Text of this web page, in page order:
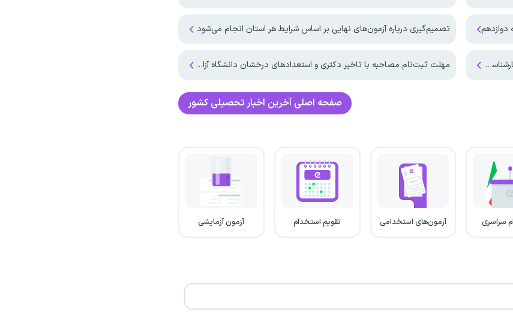
دوازدهم تصمیم‌گیری درباره آزمون‌های نهایی بر اساس شرایط هر استان انجام می‌شود
شد مهلت ثبت‌نام مصاحبه با تاخیر دکتری و استعدادهای درخشان دانشگاه آزاد اعلام شد
صفحه اصلیآخرین اخبار تحصیلی کشور
سراسری آزمون‌های استخدامی تقویم استخدام آزمون آزمایشی